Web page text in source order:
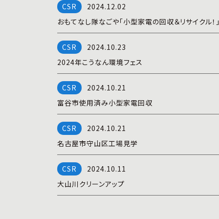
2024.12.02
おもてなし隊なごや「小型家電の回収＆リサイクル！
2024.10.23
2024年こうなん環境フェス
2024.10.21
富谷市使用済み小型家電回収
2024.10.21
名古屋市守山区工場見学
2024.10.11
大山川クリーンアップ